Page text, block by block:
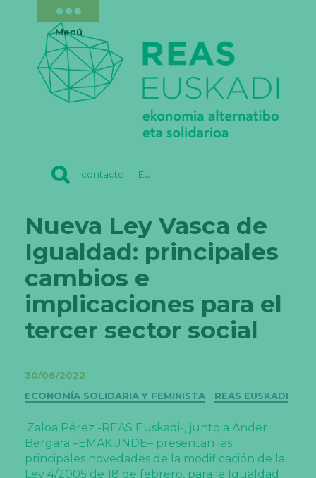
contacto EU
Menú
Nueva Ley Vasca de
Igualdad: principales
cambios e
implicaciones para el
tercer sector social
30/06/2022
Categorías
ECONOMÍA SOLIDARIA Y FEMINISTA REAS EUSKADI
Zaloa Pérez -REAS Euskadi-, junto a Ander
Bergara –EMAKUNDE– presentan las
principales novedades de la modificación de la
Ley 4/2005 de 18 de febrero, para la Igualdad